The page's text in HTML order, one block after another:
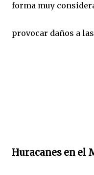
forma muy
provocar daños a
Huracanes en el